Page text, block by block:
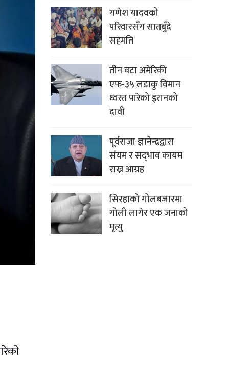
गणेश यादवको
परिवारसँग सातबुँदे
सहमति
तीन वटा अमेरिकी
एफ-३५ लडाकु विमान
ध्वस्त पारेको इरानको
दावी
पूर्वराजा ज्ञानेन्द्रद्वारा
संयम र सद्‌भाव कायम
राख्न आग्रह
सिरहाको गोलबजारमा
गोली लागेर एक जनाको
मृत्यु